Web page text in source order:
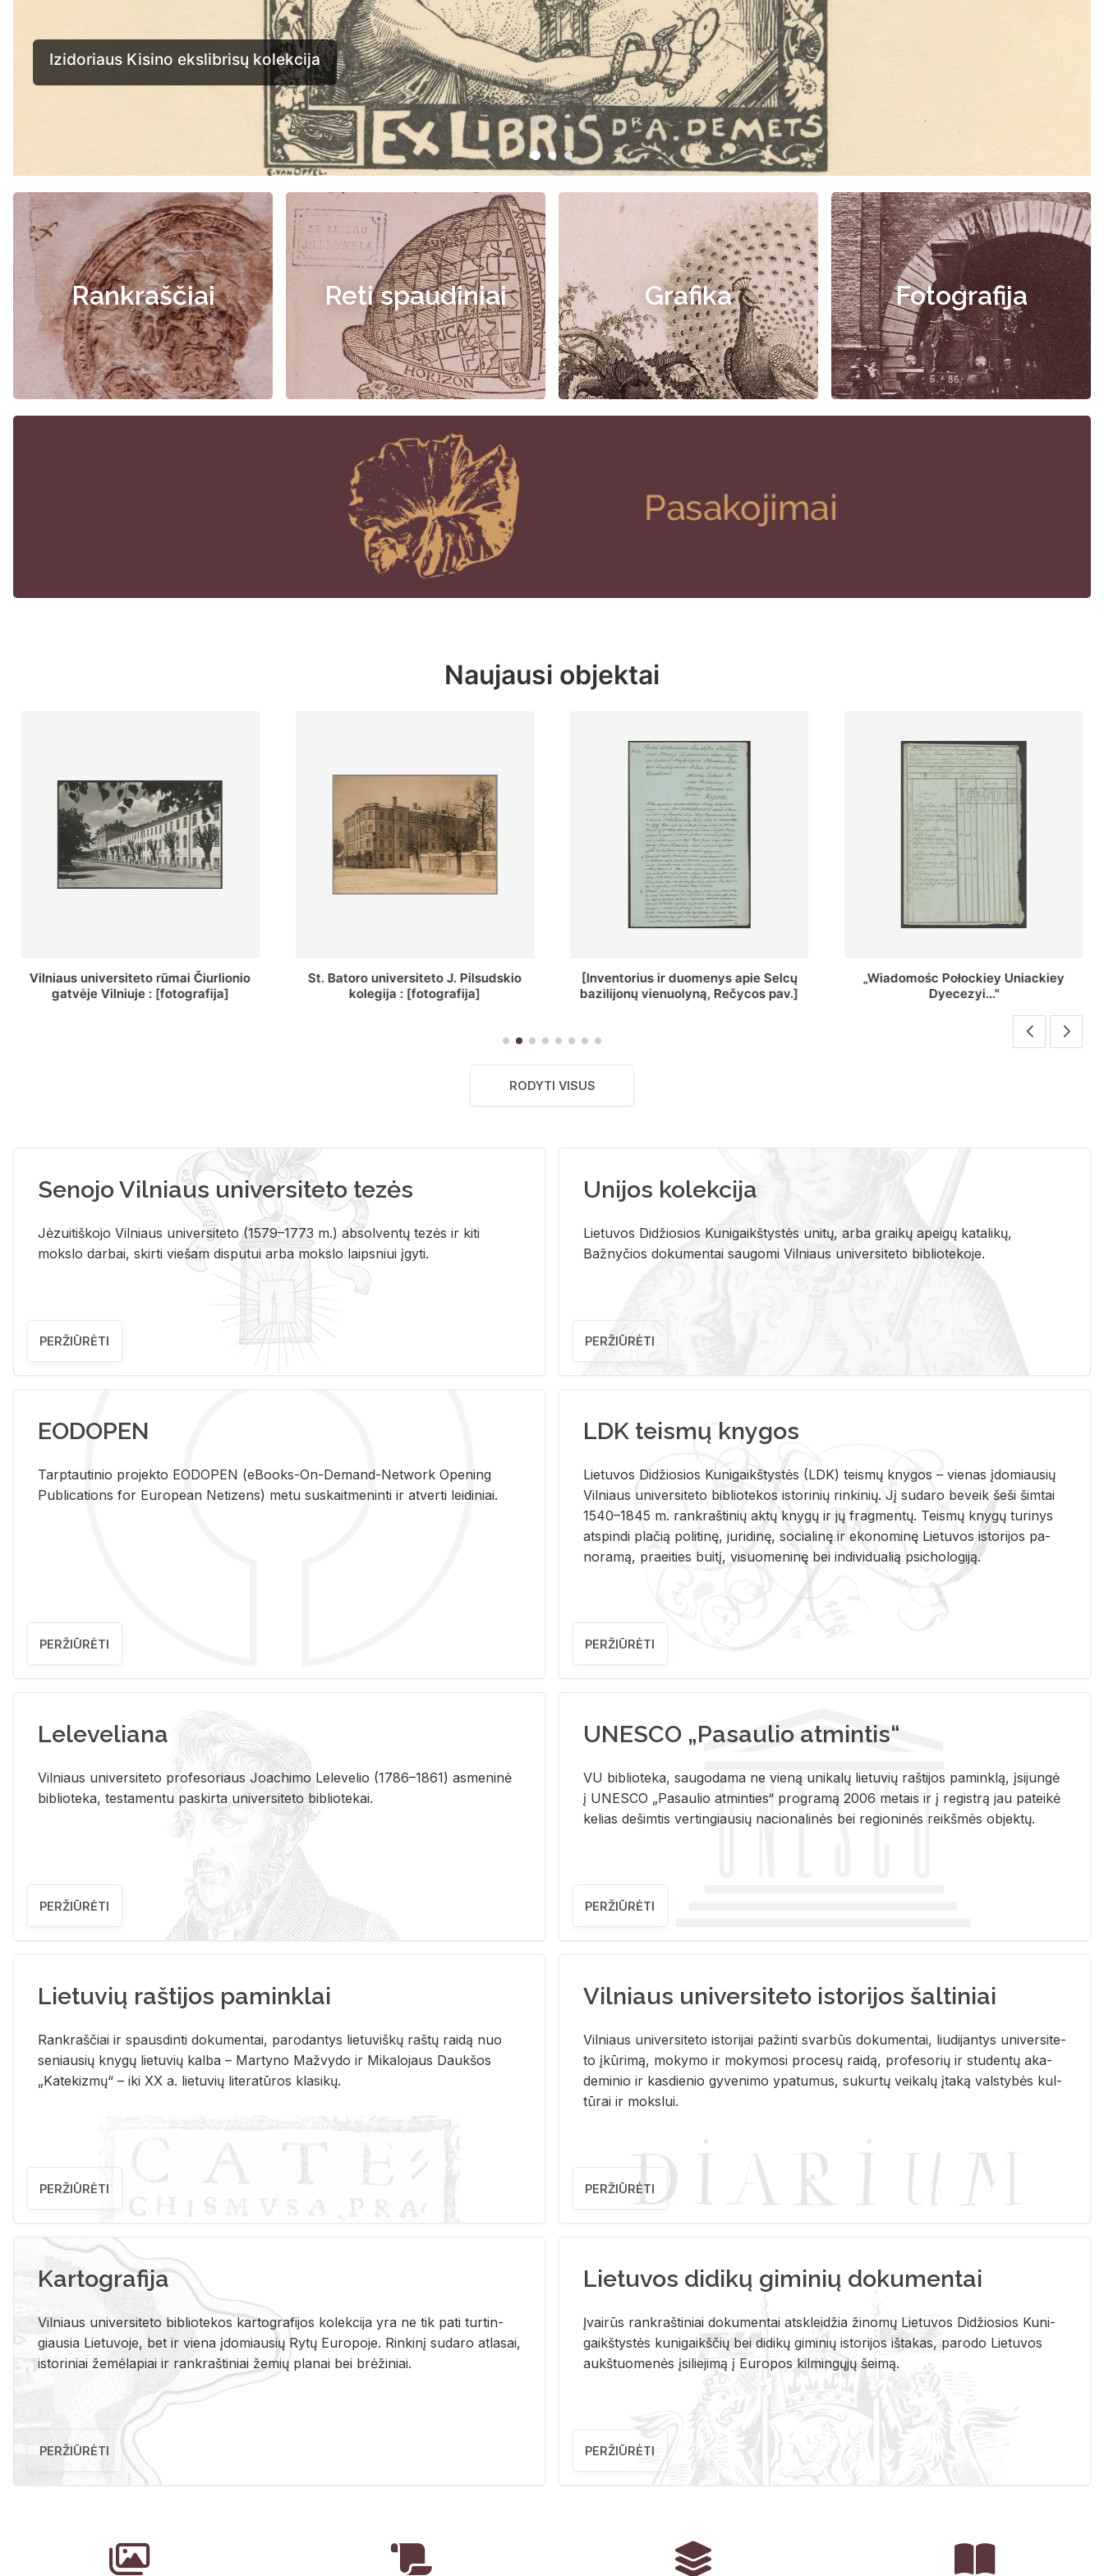
Rankraščiai Reti spaudiniai Grafika Fotografija
Naujausi objektai
St. Batoro universiteto J. Pilsudskio
kolegija : [fotografija]
[Inventorius ir duomenys apie Selcų
bazilijonų vienuolyną, Rečycos pav.]
„Wiadomośc Połockiey Uniackiey
Dyecezyi..."
Regestr Parochow Dekanatu
Brzeskiego
RODYTI VISUS
Senojo Vilniaus universiteto tezės
Jėzuitiškojo Vilniaus universiteto (1579–1773 m.) absolventų tezės ir kiti
mokslo darbai, skirti viešam disputui arba mokslo laipsniui įgyti.
PERŽIŪRĖTI
Unijos kolekcija
Lietuvos Didžiosios Kunigaikštystės unitų, arba graikų apeigų katalikų,
Bažnyčios dokumentai saugomi Vilniaus universiteto bibliotekoje.
PERŽIŪRĖTI
EODOPEN
Tarp­tau­ti­nio pro­jek­to EO­DO­PEN (eBo­oks-On-De­mand-Ne­twork Ope­ning
Pub­li­ca­tions for Eu­ro­pe­an Ne­ti­zens) metu su­skait­me­nin­ti ir at­ver­ti lei­di­niai.
PERŽIŪRĖTI
LDK teismų knygos
Lie­tu­vos Di­džio­sios Ku­ni­gaikš­tys­tės (LDK) teis­mų kny­gos – vie­nas įdo­miau­sių
Vil­niaus uni­ver­si­te­to bi­b­lio­te­kos is­to­ri­nių rin­ki­nių. Jį su­da­ro be­veik šeši šim­tai
1540–1845 m. rank­raš­ti­nių aktų kny­gų ir jų frag­men­tų. Teis­mų kny­gų tu­ri­nys
at­spin­di pla­čią po­li­ti­nę, ju­ri­di­nę, so­cia­li­nę ir eko­no­mi­nę Lie­tu­vos is­to­ri­jos pa­
no­ra­mą, pra­ei­ties bui­tį, vi­suo­me­ni­nę bei in­di­vi­dua­lią psi­cho­lo­gi­ją.
PERŽIŪRĖTI
Leleveliana
Vil­niaus uni­ver­si­te­to pro­fe­so­riaus Jo­a­chi­mo Le­le­ve­lio (1786–1861) as­me­ni­nė
bi­b­lio­te­ka, te­sta­men­tu pa­skir­ta uni­ver­si­te­to bi­b­lio­te­kai.
PERŽIŪRĖTI
UNESCO „Pasaulio atmintis“
VU biblioteka, saugodama ne vieną unikalų lietuvių raštijos paminklą, įsijungė
į UNESCO „Pasaulio atminties“ programą 2006 metais ir į registrą jau pateikė
kelias dešimtis vertingiausių nacionalinės bei regioninės reikšmės objektų.
PERŽIŪRĖTI
Lietuvių raštijos paminklai
Rank­raš­čiai ir spaus­din­ti do­ku­men­tai, pa­ro­dan­tys lie­tu­viš­kų raš­tų rai­dą nuo
se­niau­sių kny­gų lie­tu­vių kal­ba – Mar­ty­no Ma­žvy­do ir Mi­ka­lo­jaus Dauk­šos
„Ka­te­kiz­mų“ – iki XX a. lie­tu­vių li­te­ra­tū­ros kla­si­kų.
PERŽIŪRĖTI
Vilniaus universiteto istorijos šaltiniai
Vil­niaus uni­ver­si­te­to is­to­ri­jai pa­žin­ti svar­būs do­ku­men­tai, liu­di­jan­tys uni­ver­si­te­
to įkū­ri­mą, mo­ky­mo ir mo­ky­mo­si pro­ce­sų rai­dą, pro­fe­so­rių ir stu­den­tų aka­
de­mi­nio ir kas­die­nio gy­ve­ni­mo ypa­tu­mus, su­kur­tų vei­ka­lų įta­ką vals­ty­bės kul­
tū­rai ir moks­lui.
PERŽIŪRĖTI
Kartografija
Vil­niaus uni­ver­si­te­to bi­b­lio­te­kos kar­to­gra­fi­jos ko­lek­ci­ja yra ne tik pati tur­tin­
giau­sia Lie­tu­vo­je, bet ir vie­na įdo­miau­sių Rytų Eu­ro­po­je. Rin­ki­nį su­da­ro at­la­sai,
is­to­ri­niai že­mė­la­piai ir rank­raš­ti­niai že­mių pla­nai bei brė­ži­niai.
PERŽIŪRĖTI
Lietuvos didikų giminių dokumentai
Įvai­rūs rank­raš­ti­niai do­ku­men­tai at­sklei­džia ži­no­mų Lie­tu­vos Di­džio­sios Ku­ni­
gaikš­tys­tės ku­ni­gaikš­čių bei di­di­kų gi­mi­nių is­to­ri­jos iš­ta­kas, pa­ro­do Lie­tu­vos
aukš­tuo­me­nės įsi­lie­ji­mą į Eu­ro­pos kil­min­gų­jų šei­mą.
PERŽIŪRĖTI